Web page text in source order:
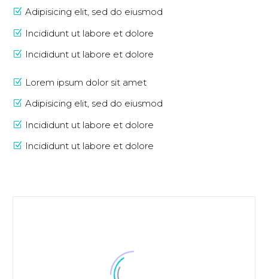
Adipisicing elit, sed do eiusmod
Incididunt ut labore et dolore
Incididunt ut labore et dolore
Lorem ipsum dolor sit amet
Adipisicing elit, sed do eiusmod
Incididunt ut labore et dolore
Incididunt ut labore et dolore